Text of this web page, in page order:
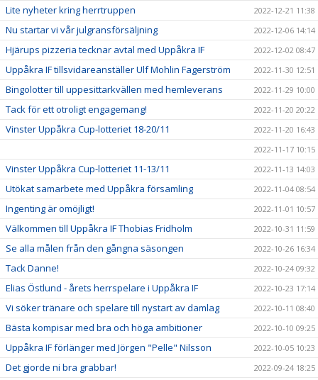
Lite nyheter kring herrtruppen 2022-12-21 11:38
Nu startar vi vår julgransförsäljning 2022-12-06 14:14
Hjärups pizzeria tecknar avtal med Uppåkra IF 2022-12-02 08:47
Uppåkra IF tillsvidareanställer Ulf Mohlin Fagerström 2022-11-30 12:51
Bingolotter till uppesittarkvällen med hemleverans 2022-11-29 10:00
Tack för ett otroligt engagemang! 2022-11-20 20:22
Vinster Uppåkra Cup-lotteriet 18-20/11
2022-11-20 16:43
2022-11-17 10:15
Vinster Uppåkra Cup-lotteriet 11-13/11 2022-11-13 14:03
Utökat samarbete med Uppåkra församling 2022-11-04 08:54
Ingenting är omöjligt! 2022-11-01 10:57
Välkommen till Uppåkra IF Thobias Fridholm 2022-10-31 11:59
Se alla målen från den gångna säsongen 2022-10-26 16:34
Tack Danne! 2022-10-24 09:32
Elias Östlund - årets herrspelare i Uppåkra IF 2022-10-23 17:14
Vi söker tränare och spelare till nystart av damlag 2022-10-11 08:40
Bästa kompisar med bra och höga ambitioner 2022-10-10 09:25
Uppåkra IF förlänger med Jörgen "Pelle" Nilsson 2022-10-05 10:23
Det gjorde ni bra grabbar! 2022-09-24 18:25